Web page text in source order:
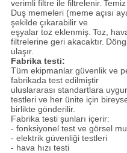
verimli filtre ile filtrelenir.
Duş memeleri (meme açısı
şekilde çıkarabilir ve
eşyalar toz eklenmiş. Toz,
filtrelerine geri akacaktır.
ulaşır.
Fabrika testi:
Tüm ekipmanlar güvenlik ve
fabrikada test edilmiştir
uluslararası standartlara
testleri ve her ünite için
birlikte gönderilir.
Fabrika testi şunları içerir:
- fonksiyonel test ve görsel
- elektrik güvenliği testleri
- hava hızı testi